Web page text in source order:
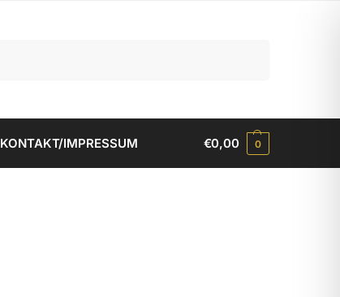
KONTAKT/IMPRESSUM €0,00 0